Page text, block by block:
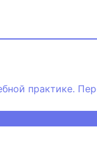
практике.